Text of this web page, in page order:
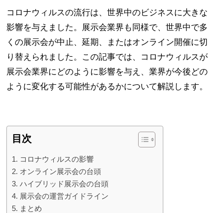
コロナウィルスの流行は、世界中のビジネスに大きな
影響を与えました。展示会業界も同様で、世界中で多
くの展示会が中止、延期、またはオンライン開催に切
り替えられました。この記事では、コロナウィルスが
展示会業界にどのように影響を与え、業界が今後どの
ように変化する可能性があるかについて解説します。
目次
コロナウィルスの影響
オンライン展示会の台頭
ハイブリッド展示会の台頭
展示会の運営ガイドライン
まとめ